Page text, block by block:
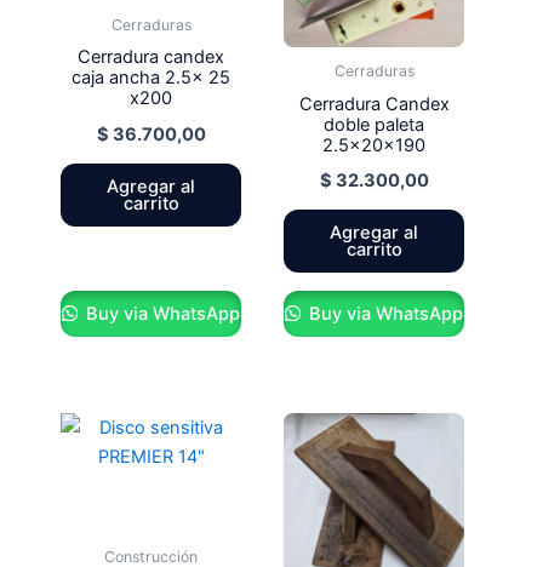
Cerraduras
Cerradura candex
caja ancha 2.5x 25
x200
$ 36.700,00
Agregar al
carrito
Buy via WhatsApp
Cerraduras
Cerradura Candex
doble paleta
2.5x20x190
$ 32.300,00
Agregar al
carrito
Buy via WhatsApp
Construcción